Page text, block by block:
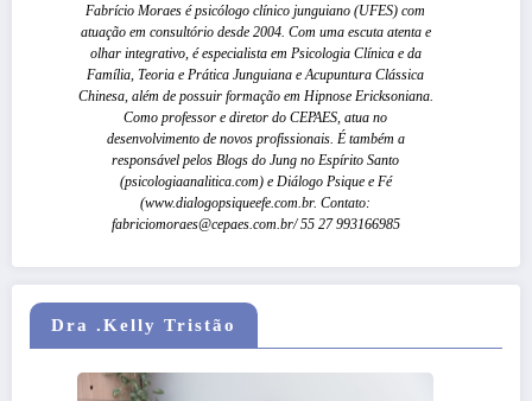
Fabrício Moraes é psicólogo clínico junguiano (UFES) com
atuação em consultório desde 2004. Com uma escuta atenta e
olhar integrativo, é especialista em Psicologia Clínica e da
Família, Teoria e Prática Junguiana e Acupuntura Clássica
Chinesa, além de possuir formação em Hipnose Ericksoniana.
Como professor e diretor do CEPAES, atua no
desenvolvimento de novos profissionais. É também a
responsável pelos Blogs do Jung no Espírito Santo
(psicologiaanalitica.com) e Diálogo Psique e Fé
(www.dialogopsiqueefe.com.br. Contato:
fabriciomoraes@cepaes.com.br/ 55 27 993166985
Dra .Kelly Tristão